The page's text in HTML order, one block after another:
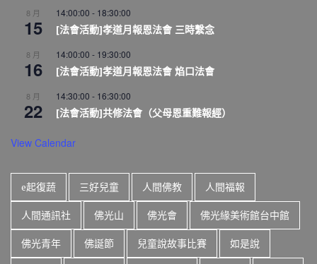
8 月
15
14:00:00 - 18:30:00
[法會活動]孝道月報恩法會 三時繫念
8 月
16
14:00:00 - 19:30:00
[法會活動]孝道月報恩法會 焰口法會
8 月
22
14:30:00 - 16:30:00
[法會活動]共修法會（父母恩重難報經）
View Calendar
e起復蔬 三好兒童 人間佛教 人間福報
人間通訊社 佛光山 佛光會 佛光緣美術館台中館
佛光青年 佛誕節 兒童說故事比賽 如是說